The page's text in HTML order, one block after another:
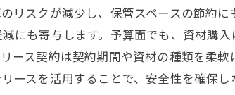
リスクが減少し、保管スペースの節約
にも寄与します。予算面でも、資材購
ース契約は契約期間や資材の種類を柔
ースを活用することで、安全性を確保